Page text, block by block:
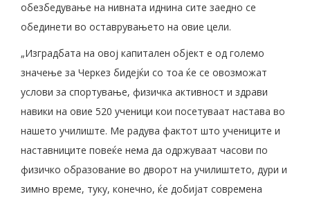
обезбедување на нивната иднина сите заедно се
обединети во оставрувањето на овие цели.
„Изградбата на овој капитален објект е од големо
значење за Черкез бидејќи со тоа ќе се овозможат
услови за спортување, физичка активност и здрави
навики на овие 520 ученици кои посетуваат настава во
нашето училиште. Ме радува фактот што учениците и
наставниците повеќе нема да одржуваат часови по
физичко образование во дворот на училиштето, дури и
зимно време, туку, конечно, ќе добијат современа